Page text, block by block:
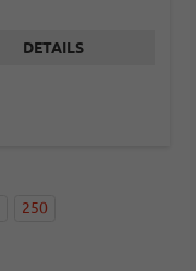
DETAILS
250